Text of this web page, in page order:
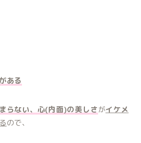
ある
らない、心(内面)の美しさがイケメ
ので、